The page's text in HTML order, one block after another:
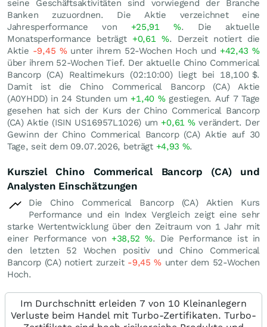
seine Geschäftsaktivitäten sind vorwiegend der Branche
Banken zuzuordnen. Die Aktie verzeichnet eine
Jahresperformance von +25,91%. Die aktuelle
Monatsperformance beträgt +0,61%. Derzeit notiert die
Aktie -9,45 %unter ihrem 52-Wochen Hoch und +42,43%
über ihrem 52-Wochen Tief. Der aktuelle Chino Commerical
Bancorp (CA) Realtimekurs (02:10:00) liegt bei 18,100 $.
Damit ist die Chino Commerical Bancorp (CA) Aktie
(A0YHDD) in 24 Stunden um +1,40 %gestiegen. Auf 7 Tage
gesehen hat sich der Kurs der Chino Commerical Bancorp
(CA) Aktie (ISIN US16957L1026) um +0,61% verändert. Der
Gewinn der Chino Commerical Bancorp (CA) Aktie auf 30
Tage, seit dem 09.07.2026, beträgt +4,93 %.
Kursziel Chino Commerical Bancorp (CA) und
Analysten Einschätzungen
Die Chino Commerical Bancorp (CA) Aktien Kurs
Performance und ein Index Vergleich zeigt eine sehr
starke Wertentwicklung über den Zeitraum von 1 Jahr mit
einer Performance von +38,52%. Die Performance ist in
den letzten 52 Wochen positiv und Chino Commerical
Bancorp (CA) notiert zurzeit -9,45% unter dem 52-Wochen
Hoch.
Im Durchschnitt erleiden 7 von 10 Kleinanlegern
Verluste beim Handel mit Turbo-Zertifikaten. Turbo-